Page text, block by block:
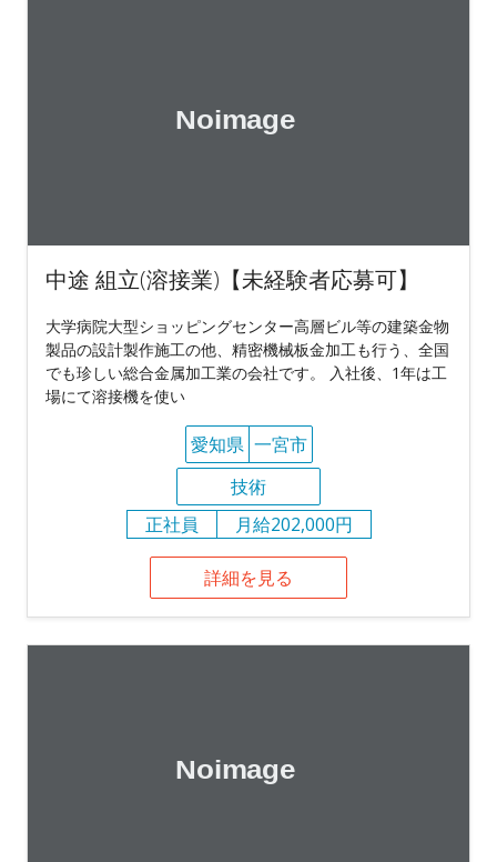
中途 組立(溶接業)【未経験者応募可】
大学病院大型ショッピングセンター高層ビル等の建築金物
製品の設計製作施工の他、精密機械板金加工も行う、全国
でも珍しい総合金属加工業の会社です。 入社後、1年は工
場にて溶接機を使い
愛知県 一宮市
技術
正社員
月給202,000円
詳細を見る